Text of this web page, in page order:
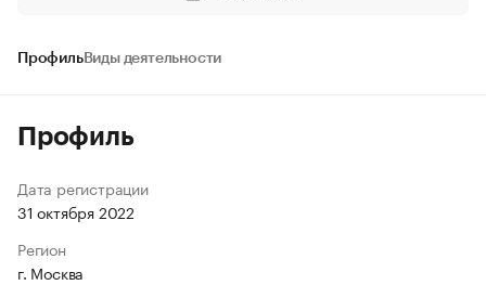
ПрофильВиды деятельности
Профиль
Дата регистрации
31 октября 2022
Регион
г. Москва